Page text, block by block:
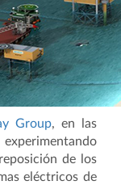
Group, en las
experimentando
de los
eléctricos de